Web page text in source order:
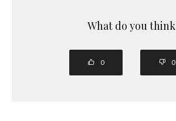
What do you think
0 0